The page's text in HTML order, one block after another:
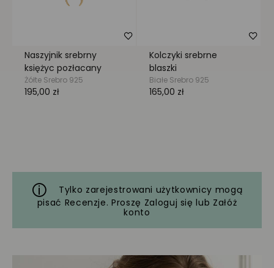
Tylko zarejestrowani użytkownicy mogą
pisać Recenzje. Proszę Zaloguj się lub Załóż
konto